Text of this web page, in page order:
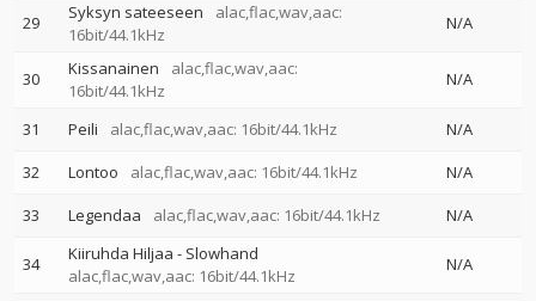
29 Syksyn sateeseen
alac,flac,wav,aac:
16bit/44.1kHz
N/A
30 Kissanainen
alac,flac,wav,aac:
16bit/44.1kHz
N/A
31 Peili alac,flac,wav,aac: 16bit/44.1kHz
N/A
32
Lontoo alac,flac,wav,aac: 16bit/44.1kHz
N/A
33
Legendaa alac,flac,wav,aac: 16bit/44.1kHz N/A
34
Kiiruhda Hiljaa - Slowhand
alac,flac,wav,aac: 16bit/44.1kHz
N/A